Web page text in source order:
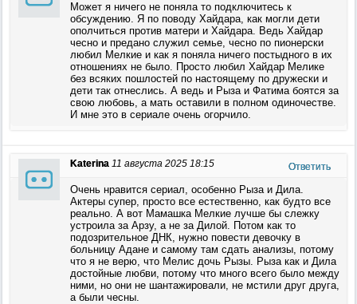
Может я ничего не поняла то подключитесь к
обсуждению. Я по поводу Хайдара, как могли дети
ополчиться против матери и Хайдара. Ведь Хайдар
чесно и предано служил семье, чесно по пионерски
любил Мелкие и как я поняла ничего постыдного в их
отношениях не было. Просто любил Хайдар Мелике
без всяких пошлостей по настоящему по дружески и
дети так отнеслись. А ведь и Рыза и Фатима боятся за
свою любовь, а мать оставили в полном одиночестве.
И мне это в сериале очень огорчило.
Katerina 11 августа 2025 18:15 Ответить
Очень нравится сериал, особенно Рыза и Дила.
Актеры супер, просто все естественно, как будто все
реально. А вот Мамашка Мелкие лучше бы слежку
устроила за Арзу, а не за Дилой. Потом как то
подозрительное ДНК, нужно повести девочку в
больницу Адане и самому там сдать анализы, потому
что я не верю, что Мелис дочь Рызы. Рыза как и Дила
достойные любви, потому что много всего было между
ними, но они не шантажировали, не мстили друг друга,
а были чесны.